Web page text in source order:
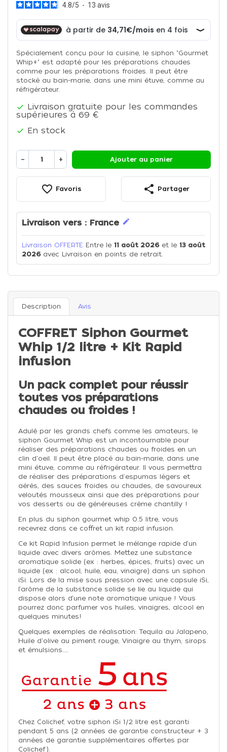
4.8/5 - 13 avis
Spécialement conçu pour la cuisine, le siphon "Gourmet
Whip+" est adapté pour les préparations chaudes
comme pour les préparations froides. Il peut être
stocké au bain-marie, dans une mini étuve, comme au
réfrigérateur.
 Livraison gratuite pour les commandes
supérieures à 69 €
 En stock
− + Ajouter au panier
favorite_border Favoris share Partager
Livraison vers : France edit
Livraison OFFERTE Entre le 11 août 2026et le 13 août
2026avec Livraison en points de retrait.
Description Avis
COFFRET Siphon Gourmet
Whip 1/2 litre + Kit Rapid
infusion
Un pack complet pour réussir
toutes vos préparations
chaudes ou froides !
Adulé par les grands chefs comme les amateurs, le
siphon Gourmet Whip est un incontournable pour
réaliser des préparations chaudes ou froides en un
clin d'oeil. Il peut être placé au bain-marie, dans une
mini étuve, comme au réfrigérateur. Il vous permettra
de réaliser des préparations d'espumas légers et
aérés, des sauces froides ou chaudes, de savoureux
veloutés mousseux ainsi que des préparations pour
vos desserts ou de généreuses crème chantilly !
En plus du siphon gourmet whip 0.5 litre, vous
recevrez dans ce coffret un kit rapid infusion.
Ce kit Rapid Infusion permet le mélange rapide d‘un
liquide avec divers arômes. Mettez une substance
aromatique solide (ex : herbes, épices, fruits) avec un
liquide (ex : alcool, huile, eau, vinaigre) dans un siphon
iSi. Lors de la mise sous pression avec une capsule iSi,
l‘arôme de la substance solide se lie au liquide qui
dispose alors d‘une note aromatique unique ! Vous
pourrez donc parfumer vos huiles, vinaigres, alcool en
quelques minutes!
Quelques exemples de réalisation: Tequila au Jalapeno,
Huile d'olive au piment rouge, Vinaigre au thym, sirops
et émulsions....
Chez Colichef, votre siphon iSi 1/2 litre est garanti
pendant 5 ans (2 années de garantie constructeur + 3
années de garantie supplémentaires offertes par
Colichef).